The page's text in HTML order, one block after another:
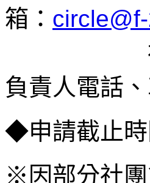
箱：
負責人電話
◆申請截止時
※因部分社